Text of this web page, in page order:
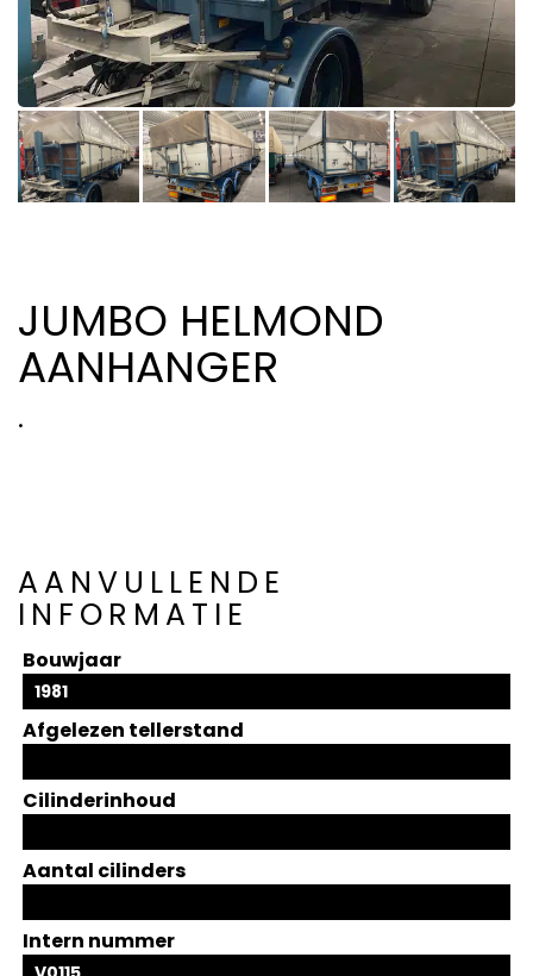
JUMBO HELMOND
AANHANGER
.
AANVULLENDE
INFORMATIE
Bouwjaar
1981
Afgelezen tellerstand
Cilinderinhoud
Aantal cilinders
Intern nummer